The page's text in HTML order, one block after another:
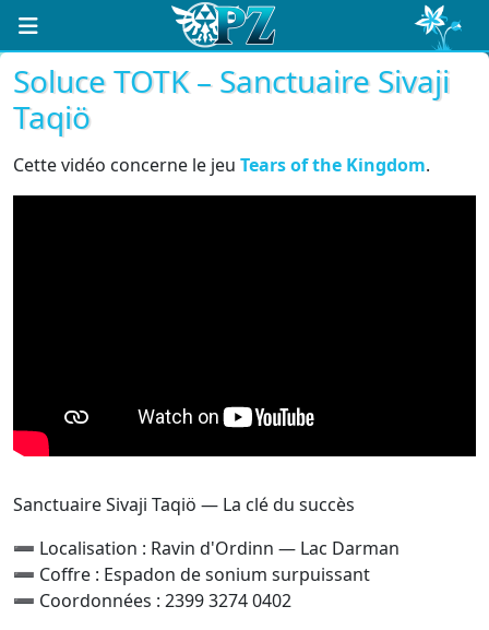
Soluce TOTK – Sanctuaire Sivaji
Taqiö
Cette vidéo concerne le jeu Tears of the Kingdom.
Sanctuaire Sivaji Taqiö — La clé du succès
➖ Localisation : Ravin d'Ordinn — Lac Darman
➖ Coffre : Espadon de sonium surpuissant
➖ Coordonnées : 2399 3274 0402